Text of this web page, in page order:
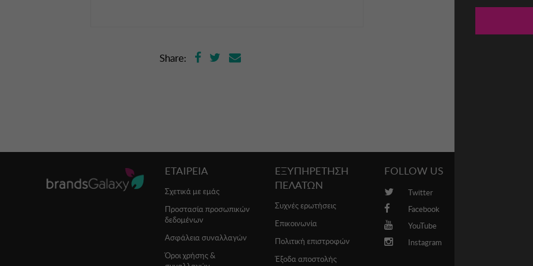
Share:
ΕΤΑΙΡΕΙΑ
Σχετικά με εμάς
Προστασία προσωπικών
δεδομένων
Ασφάλεια συναλλαγών
Όροι χρήσης &
ΕΞΥΠΗΡΕΤΗΣΗ
ΠΕΛΑΤΩΝ
Συχνές ερωτήσεις
Επικοινωνία
Πολιτική επιστροφών
Έξοδα αποστολής
FOLLOW US
Twitter
Facebook
YouTube
Instagram